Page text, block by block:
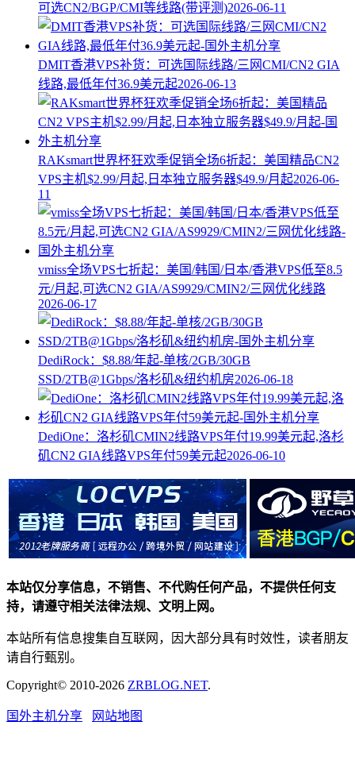
可选CN2/BGP/CMI等线路(带评测)2026-06-11
DMIT香港VPS补货：可选国际线路/三网CMI/CN2 GIA
线路,最低年付36.9美元起2026-06-13
RAKsmart世界杯狂欢季促销全场6折起：美国精品CN2
VPS主机$2.99/月起,日本独立服务器$49.9/月起2026-06-
11
vmiss全场VPS七折起：美国/韩国/日本/香港VPS低至8.5
元/月起,可选CN2 GIA/AS9929/CMIN2/三网优化线路
2026-06-17
DediRock：$8.88/年起-单核/2GB/30GB
SSD/2TB@1Gbps/洛杉矶&纽约机房2026-06-18
DediOne：洛杉矶CMIN2线路VPS年付19.99美元起,洛杉
矶CN2 GIA线路VPS年付59美元起2026-06-10
本站仅分享信息，不销售、不代购任何产品，不提供任何支
持，请遵守相关法律法规、文明上网。
本站所有信息搜集自互联网，因大部分具有时效性，读者朋友
请自行甄别。
Copyright© 2010-2026 ZRBLOG.NET.
国外主机分享 网站地图